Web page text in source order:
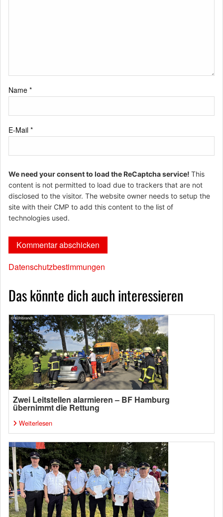
Name *
E-Mail *
We need your consent to load the ReCaptcha service! This
content is not permitted to load due to trackers that are not
disclosed to the visitor. The website owner needs to setup the
site with their CMP to add this content to the list of
technologies used.
Datenschutzbestimmungen
Das könnte dich auch interessieren
Zwei Leitstellen alarmieren – BF Hamburg
übernimmt die Rettung
Weiterlesen